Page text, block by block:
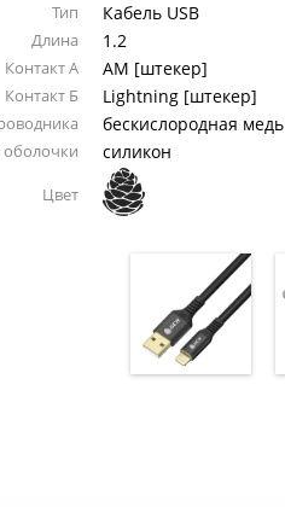
Тип Кабель USB
Длина 1.2
Контакт А AM [штекер]
Контакт Б Lightning [штекер]
бескислородная медь
силикон
Цвет